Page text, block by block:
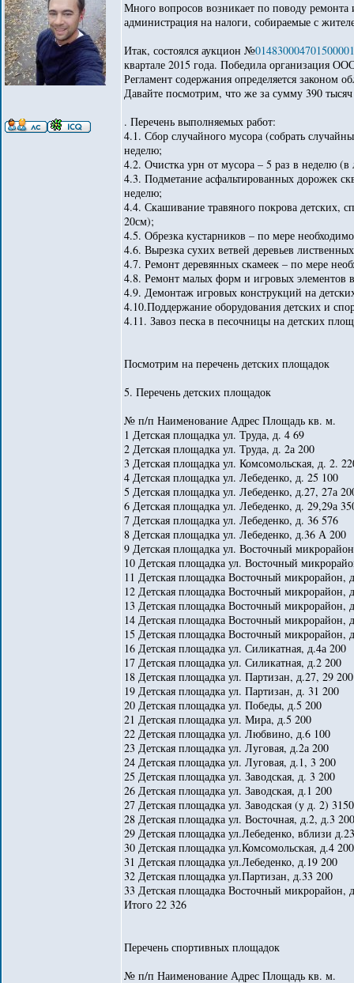
Много вопросов возникает по поводу
администрация на налоги, собираемые с
Итак, состоялся аукцион №
квартале 2015 года. Победила организация
Регламент содержания определяется законом
Давайте посмотрим, что же за сумму 390
. Перечень выполняемых работ:
4.1. Сбор случайного мусора (собрать
неделю;
4.2. Очистка урн от мусора – 5 раз в неделю (в
4.3. Подметание асфальтированных дорожек
неделю;
4.4. Скашивание травяного покрова детских,
20см);
4.5. Обрезка кустарников – по мере
4.6. Вырезка сухих ветвей деревьев
4.7. Ремонт деревянных скамеек – по мере
4.8. Ремонт малых форм и игровых элементов
4.9. Демонтаж игровых конструкций на
4.10.Поддержание оборудования детских и
4.11. Завоз песка в песочницы на детских
Посмотрим на перечень детских площадок
5. Перечень детских площадок
№ п/п Наименование Адрес Площадь кв. м.
1 Детская площадка ул. Труда, д. 4 69
2 Детская площадка ул. Труда, д. 2а 200
3 Детская площадка ул. Комсомольская, д. 2.
4 Детская площадка ул. Лебеденко, д. 25 100
5 Детская площадка ул. Лебеденко, д.27, 27а
6 Детская площадка ул. Лебеденко, д. 29,29а
7 Детская площадка ул. Лебеденко, д. 36 576
8 Детская площадка ул. Лебеденко, д.36 А 200
9 Детская площадка ул. Восточный
10 Детская площадка ул. Восточный
11 Детская площадка Восточный микрорайон,
12 Детская площадка Восточный микрорайон,
13 Детская площадка Восточный микрорайон,
14 Детская площадка Восточный микрорайон,
15 Детская площадка Восточный микрорайон,
16 Детская площадка ул. Силикатная, д.4а 200
17 Детская площадка ул. Силикатная, д.2 200
18 Детская площадка ул. Партизан, д.27, 29 200
19 Детская площадка ул. Партизан, д. 31 200
20 Детская площадка ул. Победы, д.5 200
21 Детская площадка ул. Мира, д.5 200
22 Детская площадка ул. Любвино, д.6 100
23 Детская площадка ул. Луговая, д.2а 200
24 Детская площадка ул. Луговая, д.1, 3 200
25 Детская площадка ул. Заводская, д. 3 200
26 Детская площадка ул. Заводская, д.1 200
27 Детская площадка ул. Заводская (у д. 2) 3150
28 Детская площадка ул. Восточная, д.2, д.3 200
29 Детская площадка ул.Лебеденко, вблизи
30 Детская площадка ул.Комсомольская, д.4 200
31 Детская площадка ул.Лебеденко, д.19 200
32 Детская площадка ул.Партизан, д.33 200
33 Детская площадка Восточный микрорайон,
Итого 22 326
Перечень спортивных площадок
№ п/п Наименование Адрес Площадь кв. м.